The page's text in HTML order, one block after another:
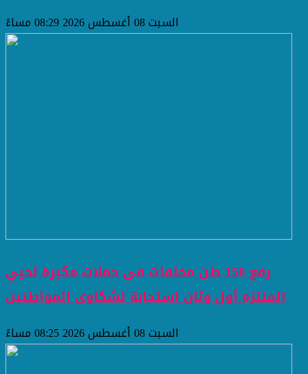
السبت 08 أغسطس 2026 08:29 مساءً
رفع 150 طن مخلفات في حملات مكبرة لحيي
المنتزه أول وثان استجابة لشكاوى المواطنين
السبت 08 أغسطس 2026 08:25 مساءً